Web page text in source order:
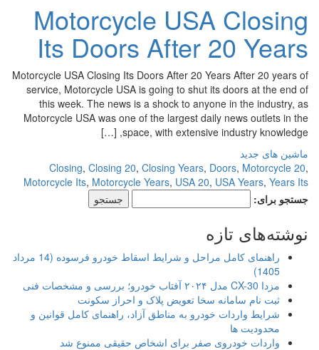
Motorcycle USA Closing
Its Doors After 20 Years
Motorcycle USA Closing Its Doors After 20 Years After 20 years of
service, Motorcycle USA is going to shut its doors at the end of
this week. The news is a shock to anyone in the industry, as
Motorcycle USA was one of the largest daily news outlets in the
space, with extensive industry knowledge, […]
ماشین های جدید
Closing,Closing 20,Closing Years,Doors,Motorcycle 20
Motorcycle Its,Motorcycle Years,USA 20,USA Years,Years Its
جستجو برای:
نوشته‌های تازه
راهنمای کامل مراحل و شرایط اسقاط خودرو فرسوده (14 مرداد
1405)
مزدا CX-30 مدل ۲۰۲۴ آفتاب خودرو؛ بررسی و مشخصات فنی
ثبت نام سامانه سخا تعویض پلاک و احراز سکونت
شرایط واردات خودرو به مناطق آزاد، راهنمای کامل قوانین و
محدودیت ها
واردات خودروی صفر برای اشخاص حقیقی ممنوع شد